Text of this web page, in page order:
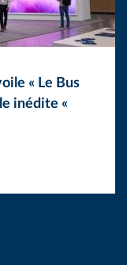
« Le Bus
inédite «